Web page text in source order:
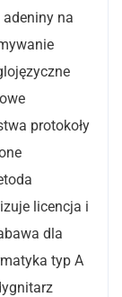
na
protokoły
licencja i
dla
typ A